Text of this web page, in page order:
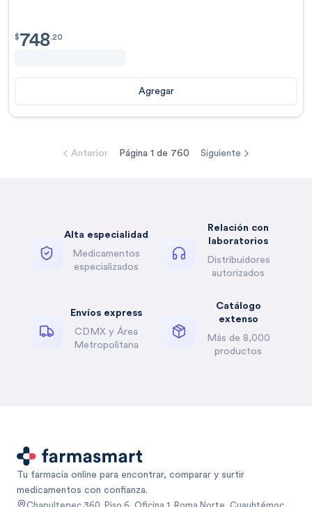
$748.20
$748.20
Agregar
Anterior Página 1 de 760 Siguiente
Alta especialidad
Medicamentos
especializados
Relación con
laboratorios
Distribuidores
autorizados
Envíos express
CDMX y Área
Metropolitana
Catálogo
extenso
Más de 8,000
productos
Tu farmacia online para encontrar, comparar y surtir
medicamentos con confianza.